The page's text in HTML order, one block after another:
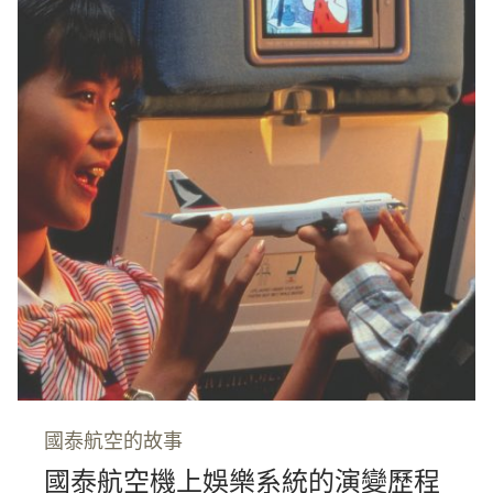
國泰航空的故事
國泰航空機上娛樂系統的演變歷程